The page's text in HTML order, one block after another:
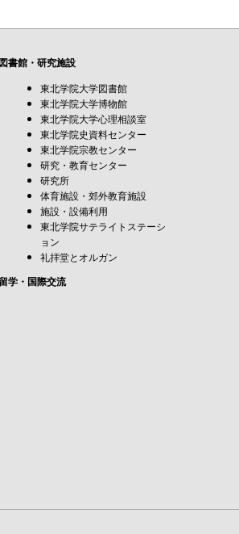
図書館・研究施設
東北学院大学図書館
東北学院大学博物館
東北学院大学心理相談室
東北学院史資料センター
東北学院宗教センター
研究・教育センター
研究所
体育施設・郊外教育施設
施設・設備利用
東北学院サテライトステーシ
ョン
礼拝堂とオルガン
留学・国際交流